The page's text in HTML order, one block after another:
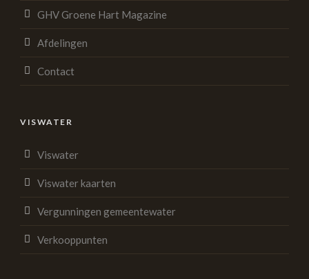
GHV Groene Hart Magazine
Afdelingen
Contact
VISWATER
Viswater
Viswater kaarten
Vergunningen gemeentewater
Verkooppunten